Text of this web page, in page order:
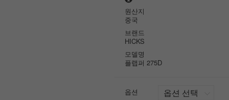
원산지
중국
브랜드
HICKS
모델명
플랩퍼 275D
옵션